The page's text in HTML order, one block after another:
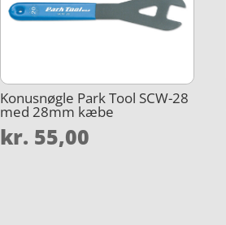
Konusnøgle Park Tool SCW-28
med 28mm kæbe
kr. 55,00